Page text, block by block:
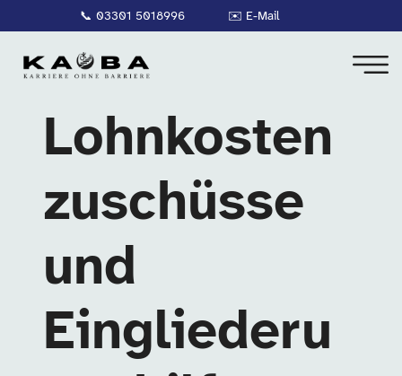
📞 03301 5018996 ✉️ E-Mail
Lohnkosten
zuschüsse
und
Eingliederu